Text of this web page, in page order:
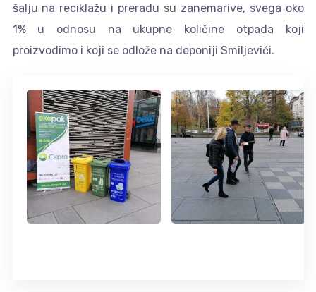
šalju na reciklažu i preradu su zanemarive, svega oko
1% u odnosu na ukupne količine otpada koji
proizvodimo i koji se odlože na deponiji Smiljevići.